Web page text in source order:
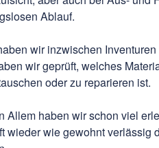
Ablauf.
wir inzwischen
wir geprüft, welches
oder zu reparieren ist.
Allem haben wir schon viel
wieder wie gewohnt verlässig